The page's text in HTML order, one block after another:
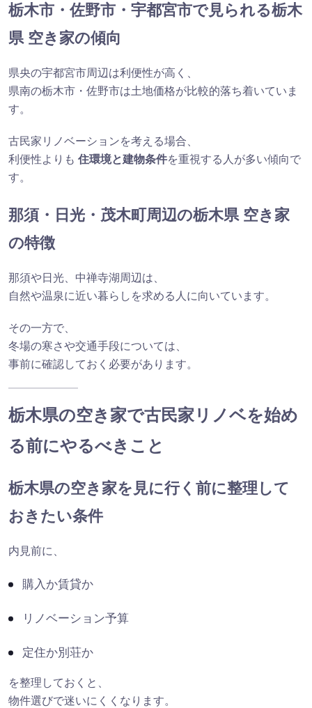
栃木市・佐野市・宇都宮市で見られる栃木
県 空き家の傾向
県央の宇都宮市周辺は利便性が高く、
県南の栃木市・佐野市は土地価格が比較的落ち着いていま
す。
古民家リノベーションを考える場合、
利便性よりも 住環境と建物条件を重視する人が多い傾向で
す。
那須・日光・茂木町周辺の栃木県 空き家
の特徴
那須や日光、中禅寺湖周辺は、
自然や温泉に近い暮らしを求める人に向いています。
その一方で、
冬場の寒さや交通手段については、
事前に確認しておく必要があります。
栃木県の空き家で古民家リノベを始め
る前にやるべきこと
栃木県の空き家を見に行く前に整理して
おきたい条件
内見前に、
購入か賃貸か
リノベーション予算
定住か別荘か
を整理しておくと、
物件選びで迷いにくくなります。